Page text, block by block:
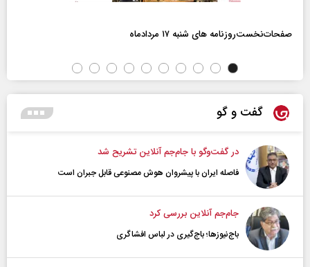
صفحات‌نخست‌روزنامه ها‌ی شنبه ۱۷ مردادماه
گفت و گو
در گفت‌و‌گو با جام‌جم آنلاین تشریح شد
فاصله ایران با پیشرو‌ان هوش مصنوعی قابل جبران است
جام‌جم آنلاین بررسی کرد
باج‌نیوزها؛ باج‌گیری در لباس افشاگری